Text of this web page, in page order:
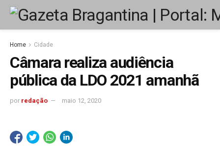
Home Cidade
Câmara realiza audiência
pública da LDO 2021 amanhã
por redação maio 12, 2020